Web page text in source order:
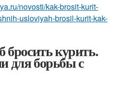
novosti/kak-brosit-kurit-
usloviyah-brosil-kurit-kak-
бросить курить.
для борьбы с